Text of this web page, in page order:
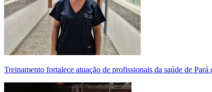
Treinamento fortalece atuação de profissionais da saúde de